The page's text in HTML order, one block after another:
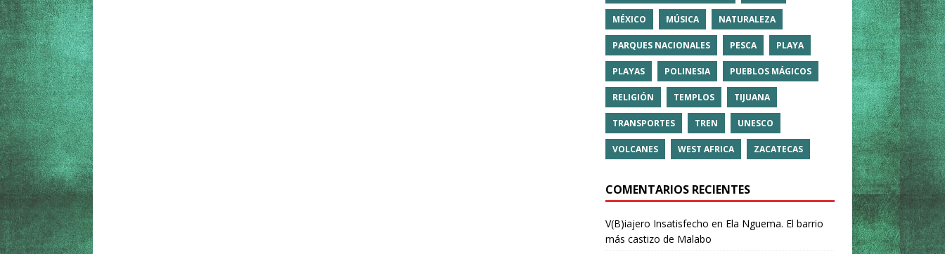
MÉXICO MÚSICA NATURALEZA
PARQUES NACIONALES PESCA PLAYA
PLAYAS POLINESIA PUEBLOS MÁGICOS
RELIGIÓN TEMPLOS TIJUANA
TRANSPORTES TREN UNESCO
VOLCANES WEST AFRICA ZACATECAS
COMENTARIOS RECIENTES
V(B)iajero Insatisfecho en Ela Nguema. El barrio
más castizo de Malabo